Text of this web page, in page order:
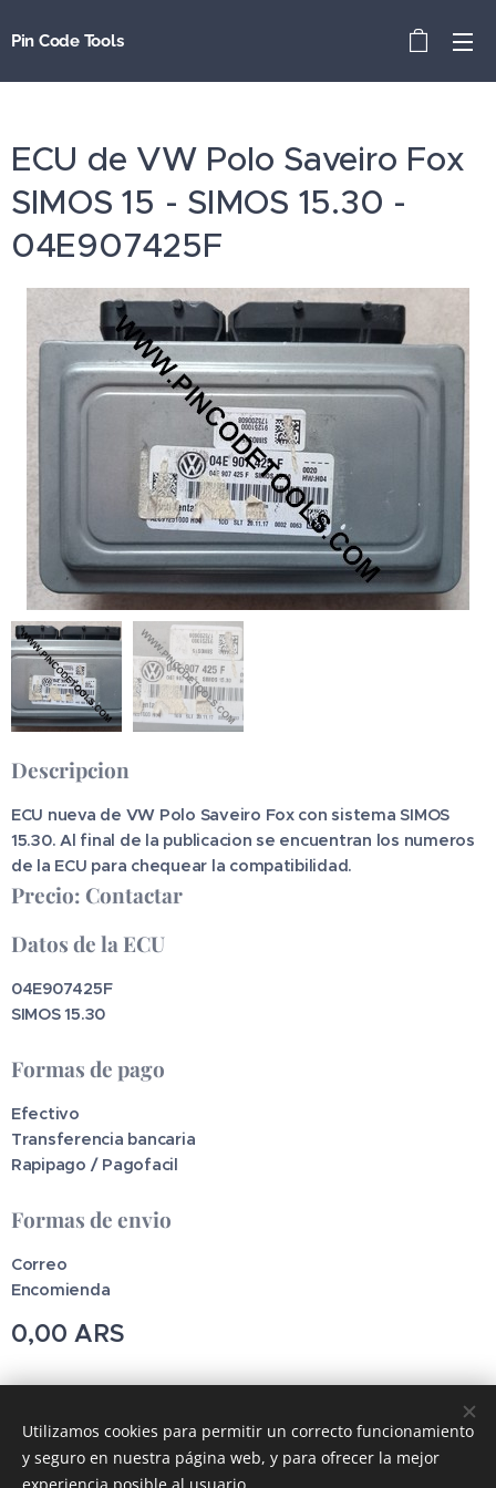
Pin Code Tools
ECU de VW Polo Saveiro Fox
SIMOS 15 - SIMOS 15.30 -
04E907425F
Descripcion
ECU nueva de VW Polo Saveiro Fox con sistema SIMOS
15.30. Al final de la publicacion se encuentran los numeros
de la ECU para chequear la compatibilidad.
Precio: Contactar
Datos de la ECU
04E907425F
SIMOS 15.30
Formas de pago
Efectivo
Transferencia bancaria
Rapipago / Pagofacil
Formas de envio
Correo
Encomienda
0,00 ARS
Pincodetools
Cookies
Utilizamos cookies para permitir un correcto funcionamiento
y seguro en nuestra página web, y para ofrecer la mejor